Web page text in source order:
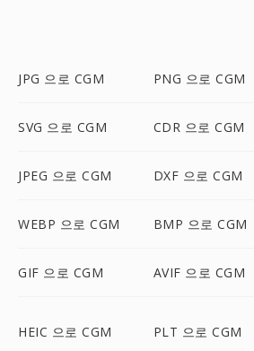
JPG 으로 CGM PNG 으로 CGM
SVG 으로 CGM CDR 으로 CGM
JPEG 으로 CGM DXF 으로 CGM
WEBP 으로 CGM BMP 으로 CGM
GIF 으로 CGM AVIF 으로 CGM
HEIC 으로 CGM PLT 으로 CGM